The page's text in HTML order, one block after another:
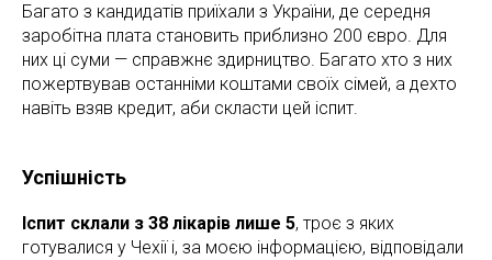
Багато з кандидатів приїхали з України, де середня
заробітна плата становить приблизно 200 євро. Для
них ці суми — справжнє здирництво. Багато хто з них
пожертвував останніми коштами своїх сімей, а дехто
навіть взяв кредит, аби скласти цей іспит.
Успішність
Іспит склали з 38 лікарів лише 5, троє з яких
готувалися у Чехії і, за моєю інформацією, відповідали